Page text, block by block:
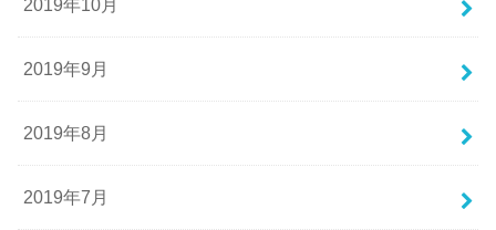
2019年10月
2019年9月
2019年8月
2019年7月